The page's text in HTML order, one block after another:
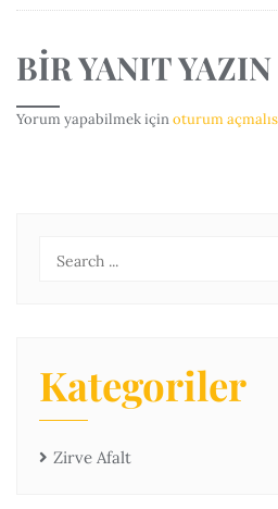
BIR YANIT YAZIN
Yorum yapabilmek içinoturum
Kategoriler
Zirve Afalt